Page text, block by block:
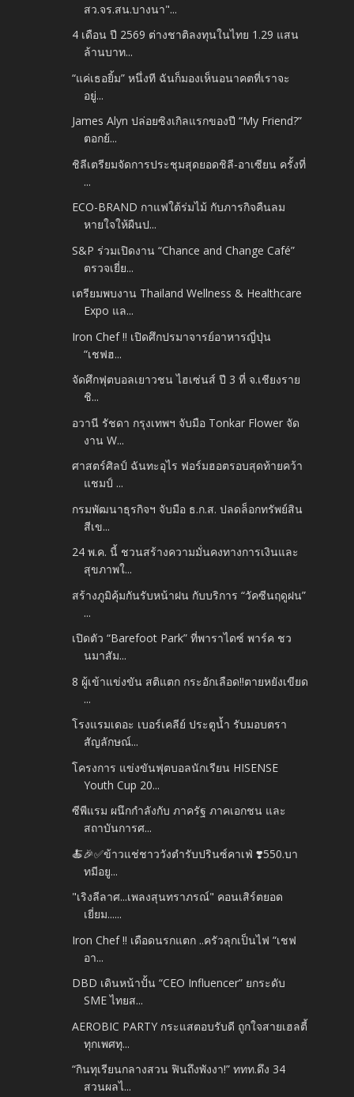
สว.จร.สน.บางนา"...
4 เดือน ปี 2569 ต่างชาติลงทุนในไทย 1.29 แสน
ล้านบาท...
“แค่เธอยิ้ม” หนึ่งที ฉันก็มองเห็นอนาคตที่เราจะ
อยู่...
James Alyn ปล่อยซิงเกิลแรกของปี “My Friend?”
ตอกย้...
ชิลีเตรียมจัดการประชุมสุดยอดชิลี-อาเซียน ครั้งที่
...
ECO-BRAND กาแฟใต้ร่มไม้ กับภารกิจคืนลม
หายใจให้ผืนป...
S&P ร่วมเปิดงาน “Chance and Change Café”
ตรวจเยี่ย...
เตรียมพบงาน Thailand Wellness & Healthcare
Expo แล...
Iron Chef !! เปิดศึกปรมาจารย์อาหารญี่ปุ่น
“เชฟฮ...
จัดศึกฟุตบอลเยาวชน ไฮเซ่นส์ ปี 3 ที่ จ.เชียงราย
ชิ...
อวานี รัชดา กรุงเทพฯ จับมือ Tonkar Flower จัด
งาน W...
ศาสตร์ศิลป์ ฉันทะอุไร ฟอร์มฮอตรอบสุดท้ายคว้า
แชมป์ ...
กรมพัฒนาธุรกิจฯ จับมือ ธ.ก.ส. ปลดล็อกทรัพย์สิน
สีเข...
24 พ.ค. นี้ ชวนสร้างความมั่นคงทางการเงินและ
สุขภาพใ...
สร้างภูมิคุ้มกันรับหน้าฝน กับบริการ “วัคซีนฤดูฝน”
...
เปิดตัว “Barefoot Park” ที่พาราไดซ์ พาร์ค ชว
นมาสัม...
8 ผู้เข้าแข่งขัน สติแตก กระอักเลือด!!ตายหยังเขียด
...
โรงแรมเดอะ เบอร์เคลีย์ ประตูน้ำ รับมอบตรา
สัญลักษณ์...
โครงการ แข่งขันฟุตบอลนักเรียน HISENSE
Youth Cup 20...
ซีพีแรม ผนึกกำลังกับ ภาครัฐ ภาคเอกชน และ
สถาบันการศ...
🍝🎉✅️ข้าวแช่ชาววังตำรับปรินซ์คาเฟ่ ❣️550.บา
ทมีอยู...
"เริงลีลาศ...เพลงสุนทราภรณ์" คอนเสิร์ตยอด
เยี่ยม......
Iron Chef !! เดือดนรกแตก ..ครัวลุกเป็นไฟ “เชฟ
อา...
DBD เดินหน้าปั้น “CEO Influencer” ยกระดับ
SME ไทยส...
AEROBIC PARTY กระแสตอบรับดี ถูกใจสายเฮลตี้
ทุกเพศทุ...
“กินทุเรียนกลางสวน ฟินถึงพังงา!” ททท.ดึง 34
สวนผลไ...